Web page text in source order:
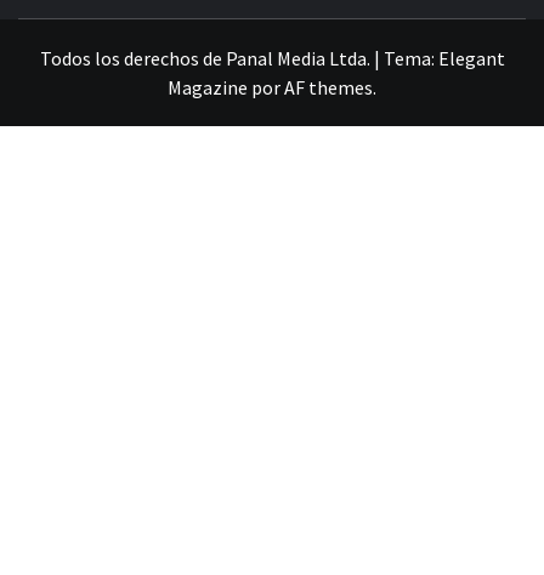
Todos los derechos de Panal Media Ltda. | Tema: Elegant
Magazine porAF themes.